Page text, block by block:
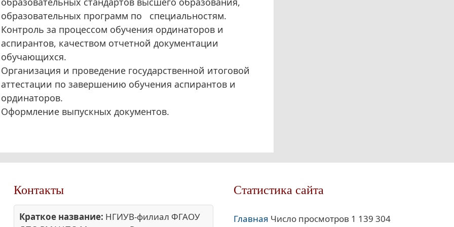
образовательных программ по специальностям.
Контроль за процессом обучения ординаторов и
аспирантов, качеством отчетной документации
обучающихся.
Организация и проведение государственной итоговой
аттестации по завершению обучения аспирантов и
ординаторов.
Оформление выпускных документов.
Контакты
Краткое название: НГИУВ-филиал ФГАОУ
Статистика сайта
Главная Число просмотров 1 139 304